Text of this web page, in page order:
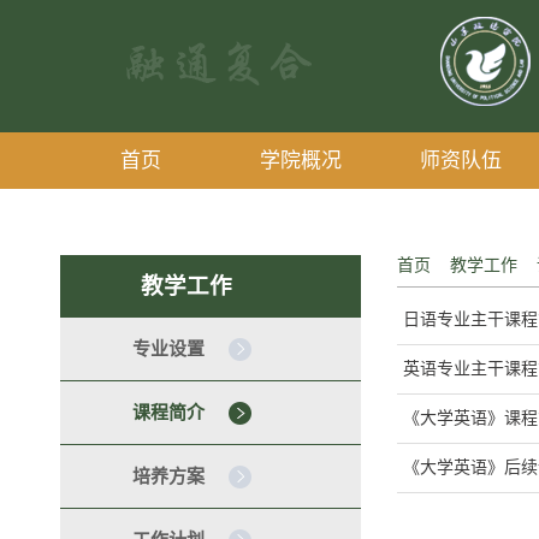
首页 学院概况 师资队伍
教学工作
专业设置
课程简介
培养方案
首页 教学工作
日语专业主干课
英语专业主干课
《大学英语》课
《大学英语》后